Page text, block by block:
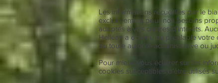
Les informations recueillies par le
exclusivement pour nos besoins
adaptés à vos centres d’intérêts.
Helléan a obtenu au préalable
ou toute autorité administrative ou
Pour mieux vous éclairer sur les
cookies susceptibles d’être utilisés